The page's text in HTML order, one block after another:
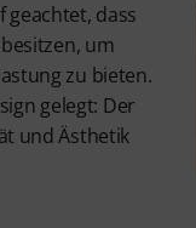
dass
um
zu bieten.
gelegt: Der
und Ästhetik